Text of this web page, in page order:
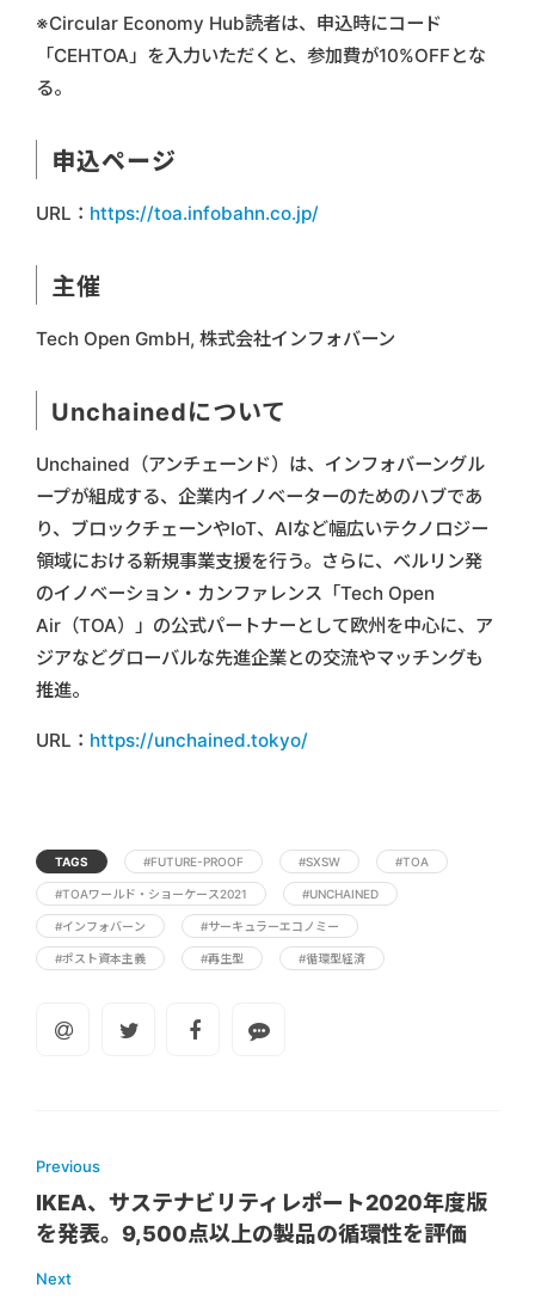
※Circular Economy Hub読者は、申込時にコード
「CEHTOA」を入力いただくと、参加費が10%OFFとな
る。
申込ページ
URL： https://toa.infobahn.co.jp/
主催
Tech Open GmbH, 株式会社インフォバーン
Unchainedについて
Unchained（アンチェーンド）は、インフォバーングル
ープが組成する、企業内イノベーターのためのハブであ
り、ブロックチェーンやIoT、AIなど幅広いテクノロジー
領域における新規事業支援を行う。さらに、ベルリン発
のイノベーション・カンファレンス「Tech Open
Air（TOA）」の公式パートナーとして欧州を中心に、ア
ジアなどグローバルな先進企業との交流やマッチングも
推進。
URL： https://unchained.tokyo/
TAGS #FUTURE-PROOF #SXSW #TOA
#TOAワールド・ショーケース2021 #UNCHAINED
#インフォバーン #サーキュラーエコノミー
#ポスト資本主義 #再生型 #循環型経済
Previous
IKEA、サステナビリティレポート2020年度版
を発表。9,500点以上の製品の循環性を評価
Next